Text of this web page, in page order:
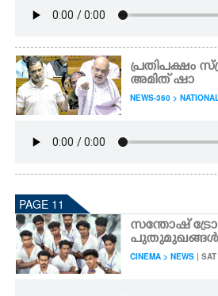
പ്രതിപക്ഷം
അമിത് ഷാ
NEWS-360 >
PAGE 11
സന്തോഷ്
പുതുമുഖങ്ങൾ,​
CINEMA > NEWS |